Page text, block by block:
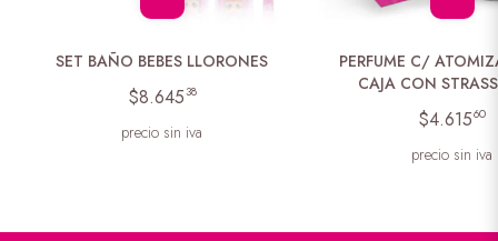
SET BAÑO BEBES LLORONES
$8.645 38
precio sin iva
PERFUME C/
CAJA CON
$4.61560
precio sin iva